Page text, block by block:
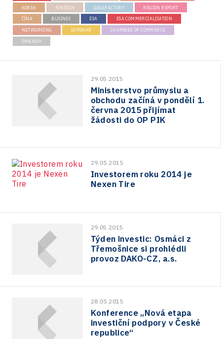
KOREA FINTECH GIGAFACTORY REGION REPORT
ČÍNA BUSINES ESA ESA COMMERCIALISATION
NETWORKING SEMINAR CHAMBER OF COMMERCE
EMBASSY
29.05.2015
Ministerstvo průmyslu a
obchodu začíná v pondělí 1.
června 2015 přijímat
žádosti do OP PIK
29.05.2015
Investorem roku 2014 je
Nexen Tire
29.05.2015
Týden investic: Osmáci z
Třemošnice si prohlédli
provoz DAKO-CZ, a.s.
28.05.2015
Konference „Nová etapa
investiční podpory v České
republice“